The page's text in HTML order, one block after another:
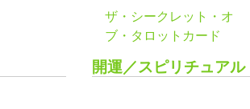
ザ・シークレット・オ
ブ・タロットカード
開運／スピリチュアル